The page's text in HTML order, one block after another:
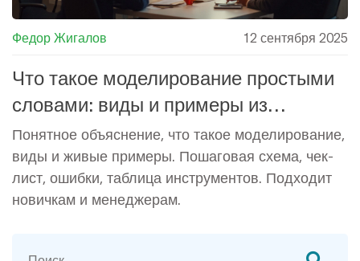
Федор Жигалов 12 сентября 2025
Что такое моделирование простыми
словами: виды и примеры из
реальной жизни
Понятное объяснение, что такое моделирование,
виды и живые примеры. Пошаговая схема, чек-
лист, ошибки, таблица инструментов. Подходит
новичкам и менеджерам.